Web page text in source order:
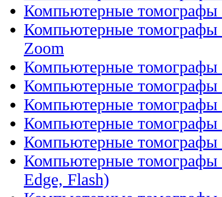
Компьютерные
Компьютерные томографы
Zoom
Компьютерные томографы
Компьютерные томографы
Компьютерные томографы
Компьютерные томографы
Компьютерные томографы
Компьютерные томографы
Edge, Flash)